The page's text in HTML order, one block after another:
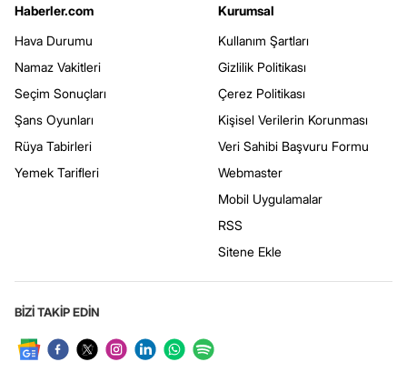
Haberler.com
Hava Durumu
Namaz Vakitleri
Seçim Sonuçları
Şans Oyunları
Rüya Tabirleri
Yemek Tarifleri
Kurumsal
Kullanım Şartları
Gizlilik Politikası
Çerez Politikası
Kişisel Verilerin Korunması
Veri Sahibi Başvuru Formu
Webmaster
Mobil Uygulamalar
RSS
Sitene Ekle
BİZİ TAKİP EDİN